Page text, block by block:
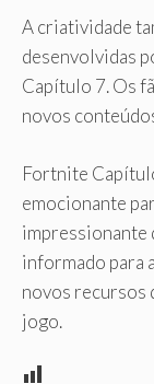
A criatividade
desenvolvidas
Capítulo 7. Os
novos
Fortnite
emocionante
impressionante
informado para
novos recursos
jogo.